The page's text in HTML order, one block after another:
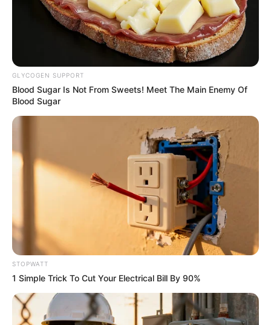
CVS Hides This $1 Generic Viagra - Here's The
FRIDAY PLANS
Men Are Ditching $80 Viagra For This 87¢ Blue Pill
FRIDAY PLANS
GLYCOGEN SUPPORT
Blood Sugar Is Not From Sweets! Meet The Main Enemy Of
Blood Sugar
STOPWATT
1 Simple Trick To Cut Your Electrical Bill By 90%